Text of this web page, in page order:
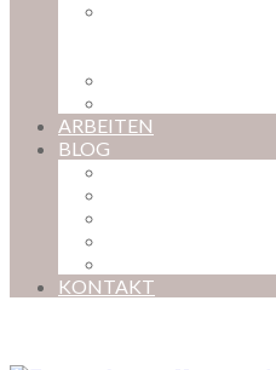
ARBEITEN
BLOG
KONTAKT